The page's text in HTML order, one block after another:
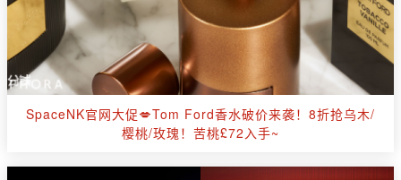
SpaceNK官网大促💋Tom Ford香水破价来袭！8折抢乌木/
樱桃/玫瑰！苦桃£72入手~